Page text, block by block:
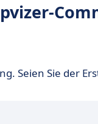
Seien Sie der